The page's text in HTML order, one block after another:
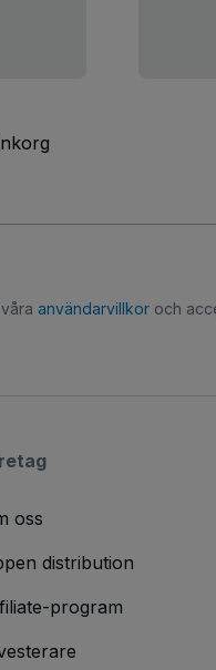
användarvillkoroch
oss
distribution
program